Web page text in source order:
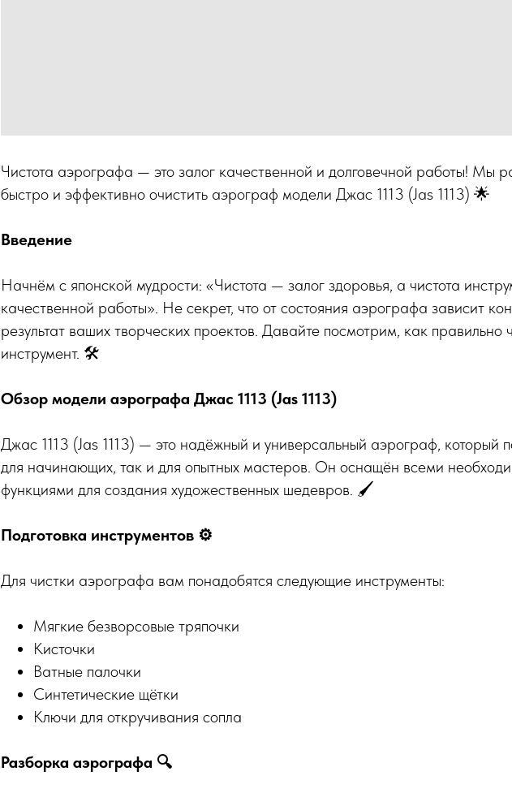
Чистота аэрографа — это залог качественной и долговечной работы! Мы
быстро и эффективно очистить аэрограф модели Джас 1113 (Jas 1113) 🌟
Введение
Начнём с японской мудрости: «Чистота — залог здоровья, а чистота
качественной работы». Не секрет, что от состояния аэрографа зависит
результат ваших творческих проектов. Давайте посмотрим, как правильно
инструмент. 🛠️
Обзор модели аэрографа Джас 1113 (Jas 1113)
Джас 1113 (Jas 1113) — это надёжный и универсальный аэрограф, который
для начинающих, так и для опытных мастеров. Он оснащён всеми
функциями для создания художественных шедевров. 🖌️
Подготовка инструментов ⚙️
Для чистки аэрографа вам понадобятся следующие инструменты:
Мягкие безворсовые тряпочки
Кисточки
Ватные палочки
Синтетические щётки
Ключи для откручивания сопла
Разборка аэрографа 🔍